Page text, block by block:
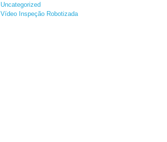
Uncategorized
Vídeo Inspeção Robotizada